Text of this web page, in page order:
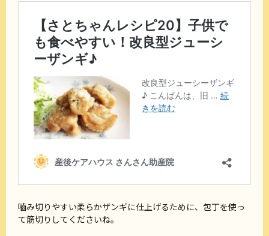
嚙み切りやすい柔らかザンギに仕上げるために、包丁を使っ
て筋切りしてくださいね。